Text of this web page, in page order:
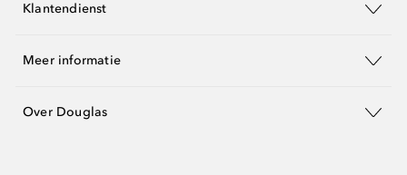
Klantendienst
Meer informatie
Over Douglas